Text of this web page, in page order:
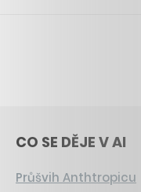
CO SE DĚJE V AI
Průšvih Anthtropicu